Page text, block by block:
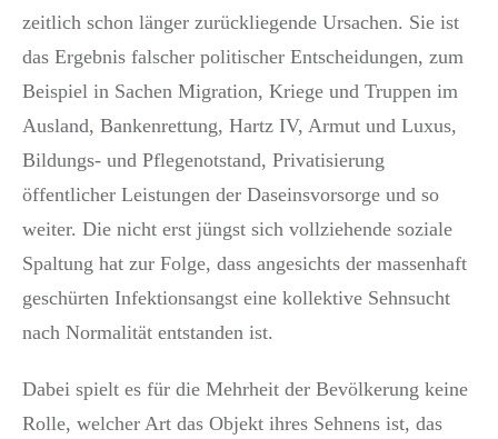
zeitlich schon länger zurückliegende Ursachen. Sie ist
das Ergebnis falscher politischer Entscheidungen, zum
Beispiel in Sachen Migration, Kriege und Truppen im
Ausland, Bankenrettung, Hartz IV, Armut und Luxus,
Bildungs- und Pflegenotstand, Privatisierung
öffentlicher Leistungen der Daseinsvorsorge und so
weiter. Die nicht erst jüngst sich vollziehende soziale
Spaltung hat zur Folge, dass angesichts der massenhaft
geschürten Infektionsangst eine kollektive Sehnsucht
nach Normalität entstanden ist.
Dabei spielt es für die Mehrheit der Bevölkerung keine
Rolle, welcher Art das Objekt ihres Sehnens ist, das